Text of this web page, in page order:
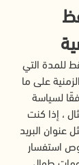
للمدة التي
على ما
لسياسة
، إذا كنت
البريد
استفسار